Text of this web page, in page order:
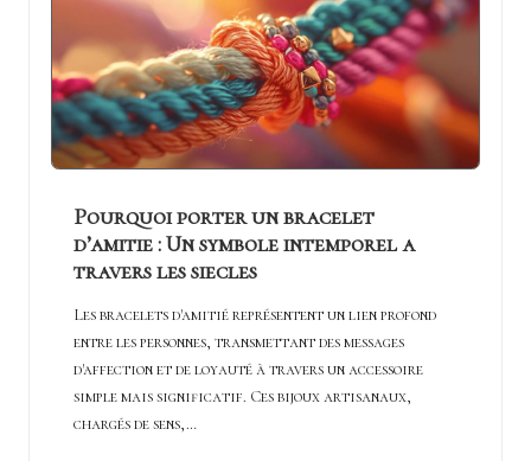
Pourquoi porter un bracelet
d’amitie : Un symbole intemporel a
travers les siecles
Les bracelets d'amitié représentent un lien profond
entre les personnes, transmettant des messages
d'affection et de loyauté à travers un accessoire
simple mais significatif. Ces bijoux artisanaux,
chargés de sens,…